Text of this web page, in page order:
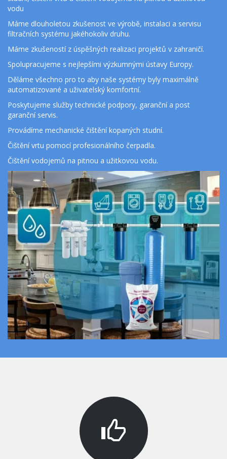
vodu
Máme dlouholetou zkušenost ve výrobě, instalaci a servisu
filtračních systému jakéhokoliv druhu.
Máme zkušeností z úspěšných realizaci projektů v zahraničí.
Spolupracujeme s nejlepšími výzkumnými ústavy Europy.
Děláme všechno pro to aby naše systémy byly maximálně
automatizované a uživatelský komfortní.
Poskytujeme služby technické podpory, garanční a post
garanční servis.
Provádíme mechanické čištění kopaných studní.
Čištění vrtu pomocí profesionálního čerpadla.
Čištění vodojemů na pitnou a užitkovou vodu.